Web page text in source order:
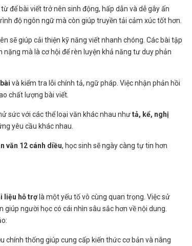
để bài viết trở nên sinh động, hấp dẫn và dễ gây ấn
độ ngôn ngữ mà còn giúp truyền tải cảm xúc tốt hơn.
sẽ giúp cải thiện kỹ năng viết nhanh chóng. Các bài tập
nặng mà là cơ hội để rèn luyện khả năng tư duy phản
và kiểm tra lỗi chính tả, ngữ pháp. Việc nhận phản hồi
chất lượng bài viết.
sức với các thể loại văn khác nhau nhưtả, kể, nghị
yêu cầu khác nhau.
văn 12 cánh diều, học sinh sẽ ngày càng tự tin hơn
liệu hỗ trợlà một yếu tố vô cùng quan trọng. Việc sử
người học có cái nhìn sâu sắc hơn về nội dung.
chính thống giúp cung cấp kiến thức cơ bản và nâng